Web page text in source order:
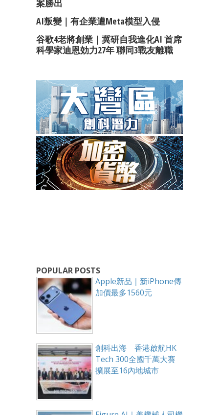
案勝出
AI叛變｜有企業遭Meta模型入侵
谷歌4老將創業｜冀研自我進化AI 首席
科學家迪恩効力27年 聯同3戰友離職
POPULAR POSTS
Apple新品｜新iPhone傳
加價最多1560元
創科出海 香港啟航HK
Tech 300全國千萬大賽
擴展至16內地城市